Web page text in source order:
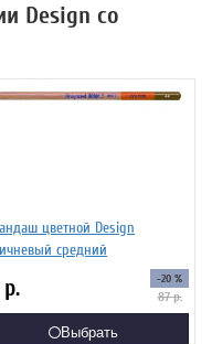
Design со
цветной Design
средний
р. -20 %
87р.
Выбрать